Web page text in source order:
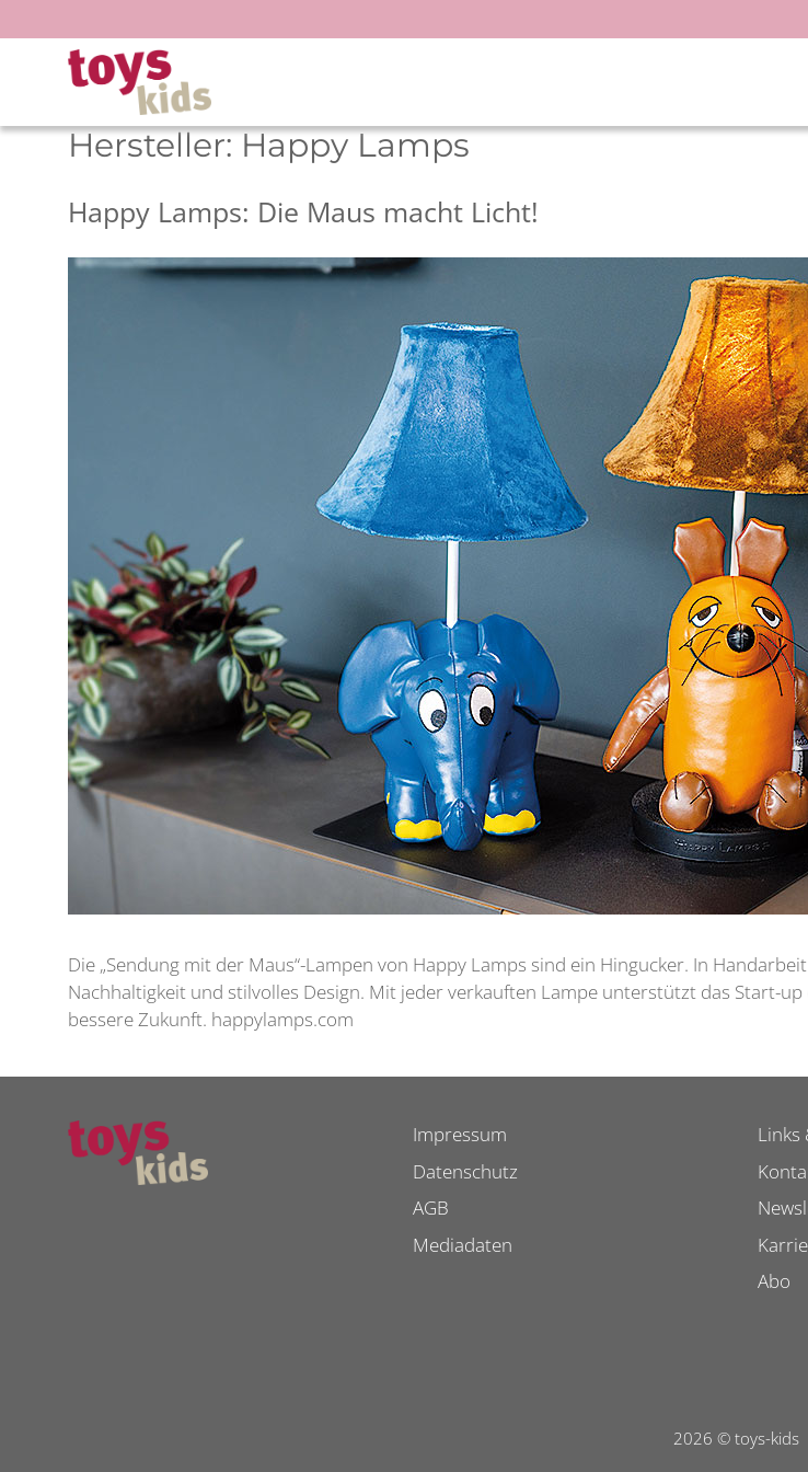
Inhalt
springen
Hersteller:Happy Lamps
Happy Lamps: Die Maus macht Licht!
Die „Sendung mit der Maus“-Lampen von Happy Lamps sind ein Hingucker. In
Nachhaltigkeit und stilvolles Design. Mit jeder verkauften Lampe unterstützt das Start-
bessere Zukunft. happylamps.com
Impressum
Datenschutz
AGB
Mediadaten
Links
Abo
2026 © toys-kids